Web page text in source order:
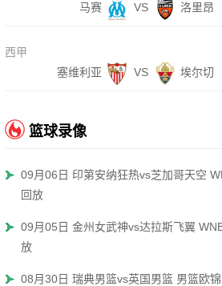
马赛
VS 洛里昂
西甲
塞维利亚
VS 埃尔切
篮球录像
09月06日 印第安纳狂热vs芝加哥天空
回放
09月05日 金州女武神vs达拉斯飞翼
放
08月30日 瑞典男篮vs英国男篮 男篮欧锦